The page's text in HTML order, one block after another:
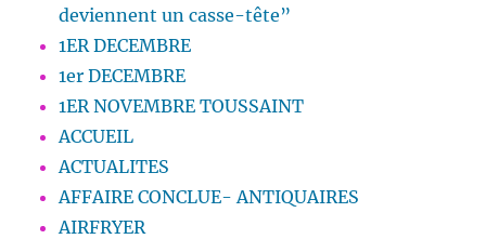
deviennent un casse-tête”
1ER DECEMBRE
1er DECEMBRE
1ER NOVEMBRE TOUSSAINT
ACCUEIL
ACTUALITES
AFFAIRE CONCLUE- ANTIQUAIRES
AIRFRYER